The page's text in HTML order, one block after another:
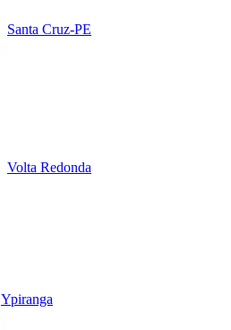
Santa Cruz-PE
Volta Redonda
Ypiranga